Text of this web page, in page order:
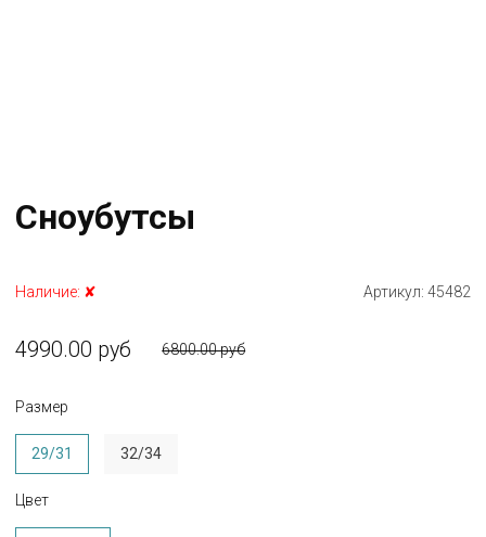
Сноубутсы
Наличие: ✘ Артикул: 45482
4990.00 руб 6800.00 руб
Размер
29/31 32/34
Цвет